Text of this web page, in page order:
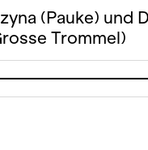
(Pauke) und
Trommel)